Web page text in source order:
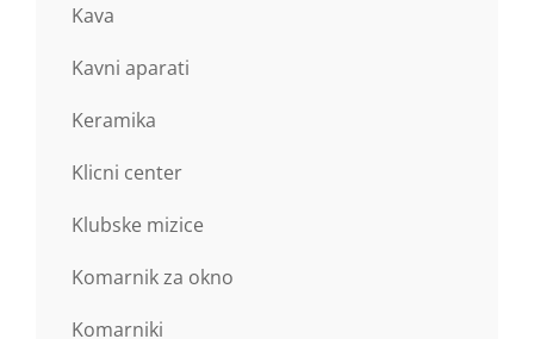
Kava
Kavni aparati
Keramika
Klicni center
Klubske mizice
Komarnik za okno
Komarniki